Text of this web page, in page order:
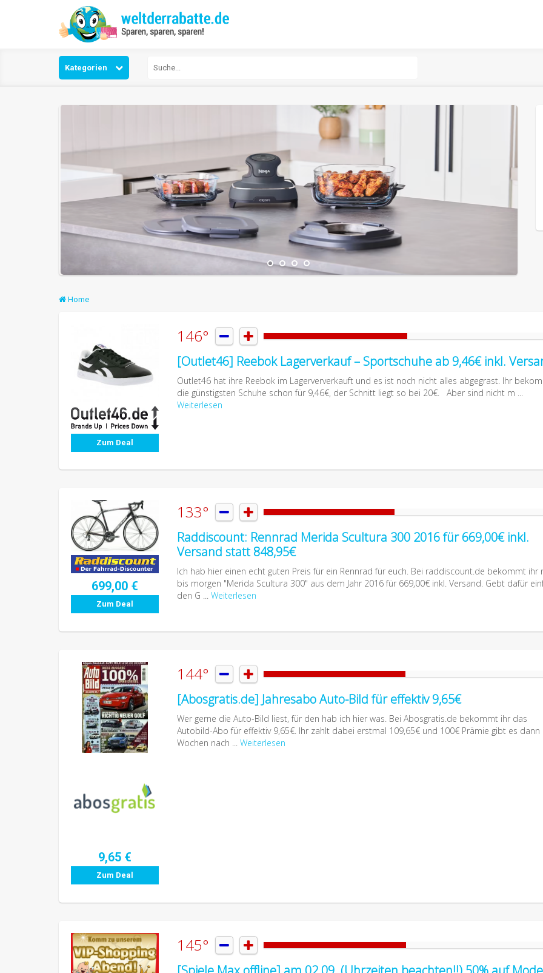
Kategorien
Home
Zum Deal
146°  
[Outlet46] Reebok Lagerverkauf – Sportschuhe ab 9,46€ inkl.
Outlet46 hat ihre Reebok im Lagerververkauft und es ist noch nicht alles abgegrast. Ihr
die günstigsten Schuhe schon für 9,46€, der Schnitt liegt so bei 20€. Aber sind nicht m ...
Weiterlesen
699,00 €
Zum Deal
133°  
Raddiscount: Rennrad Merida Scultura 300 2016 für 669,00€ inkl.
Versand statt 848,95€
Ich hab hier einen echt guten Preis für ein Rennrad für euch. Bei raddiscount.de bekommt ihr
bis morgen "Merida Scultura 300" aus dem Jahr 2016 für 669,00€ inkl. Versand. Gebt dafür
den G ... Weiterlesen
9,65 €
Zum Deal
144°  
[Abosgratis.de] Jahresabo Auto-Bild für effektiv 9,65€
Wer gerne die Auto-Bild liest, für den hab ich hier was. Bei Abosgratis.de bekommt ihr das
Autobild-Abo für effektiv 9,65€. Ihr zahlt dabei erstmal 109,65€ und 100€ Prämie gibt es dann
Wochen nach ... Weiterlesen
145°  